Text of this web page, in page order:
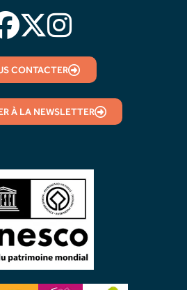
CONTACTER
À LA NEWSLETTER